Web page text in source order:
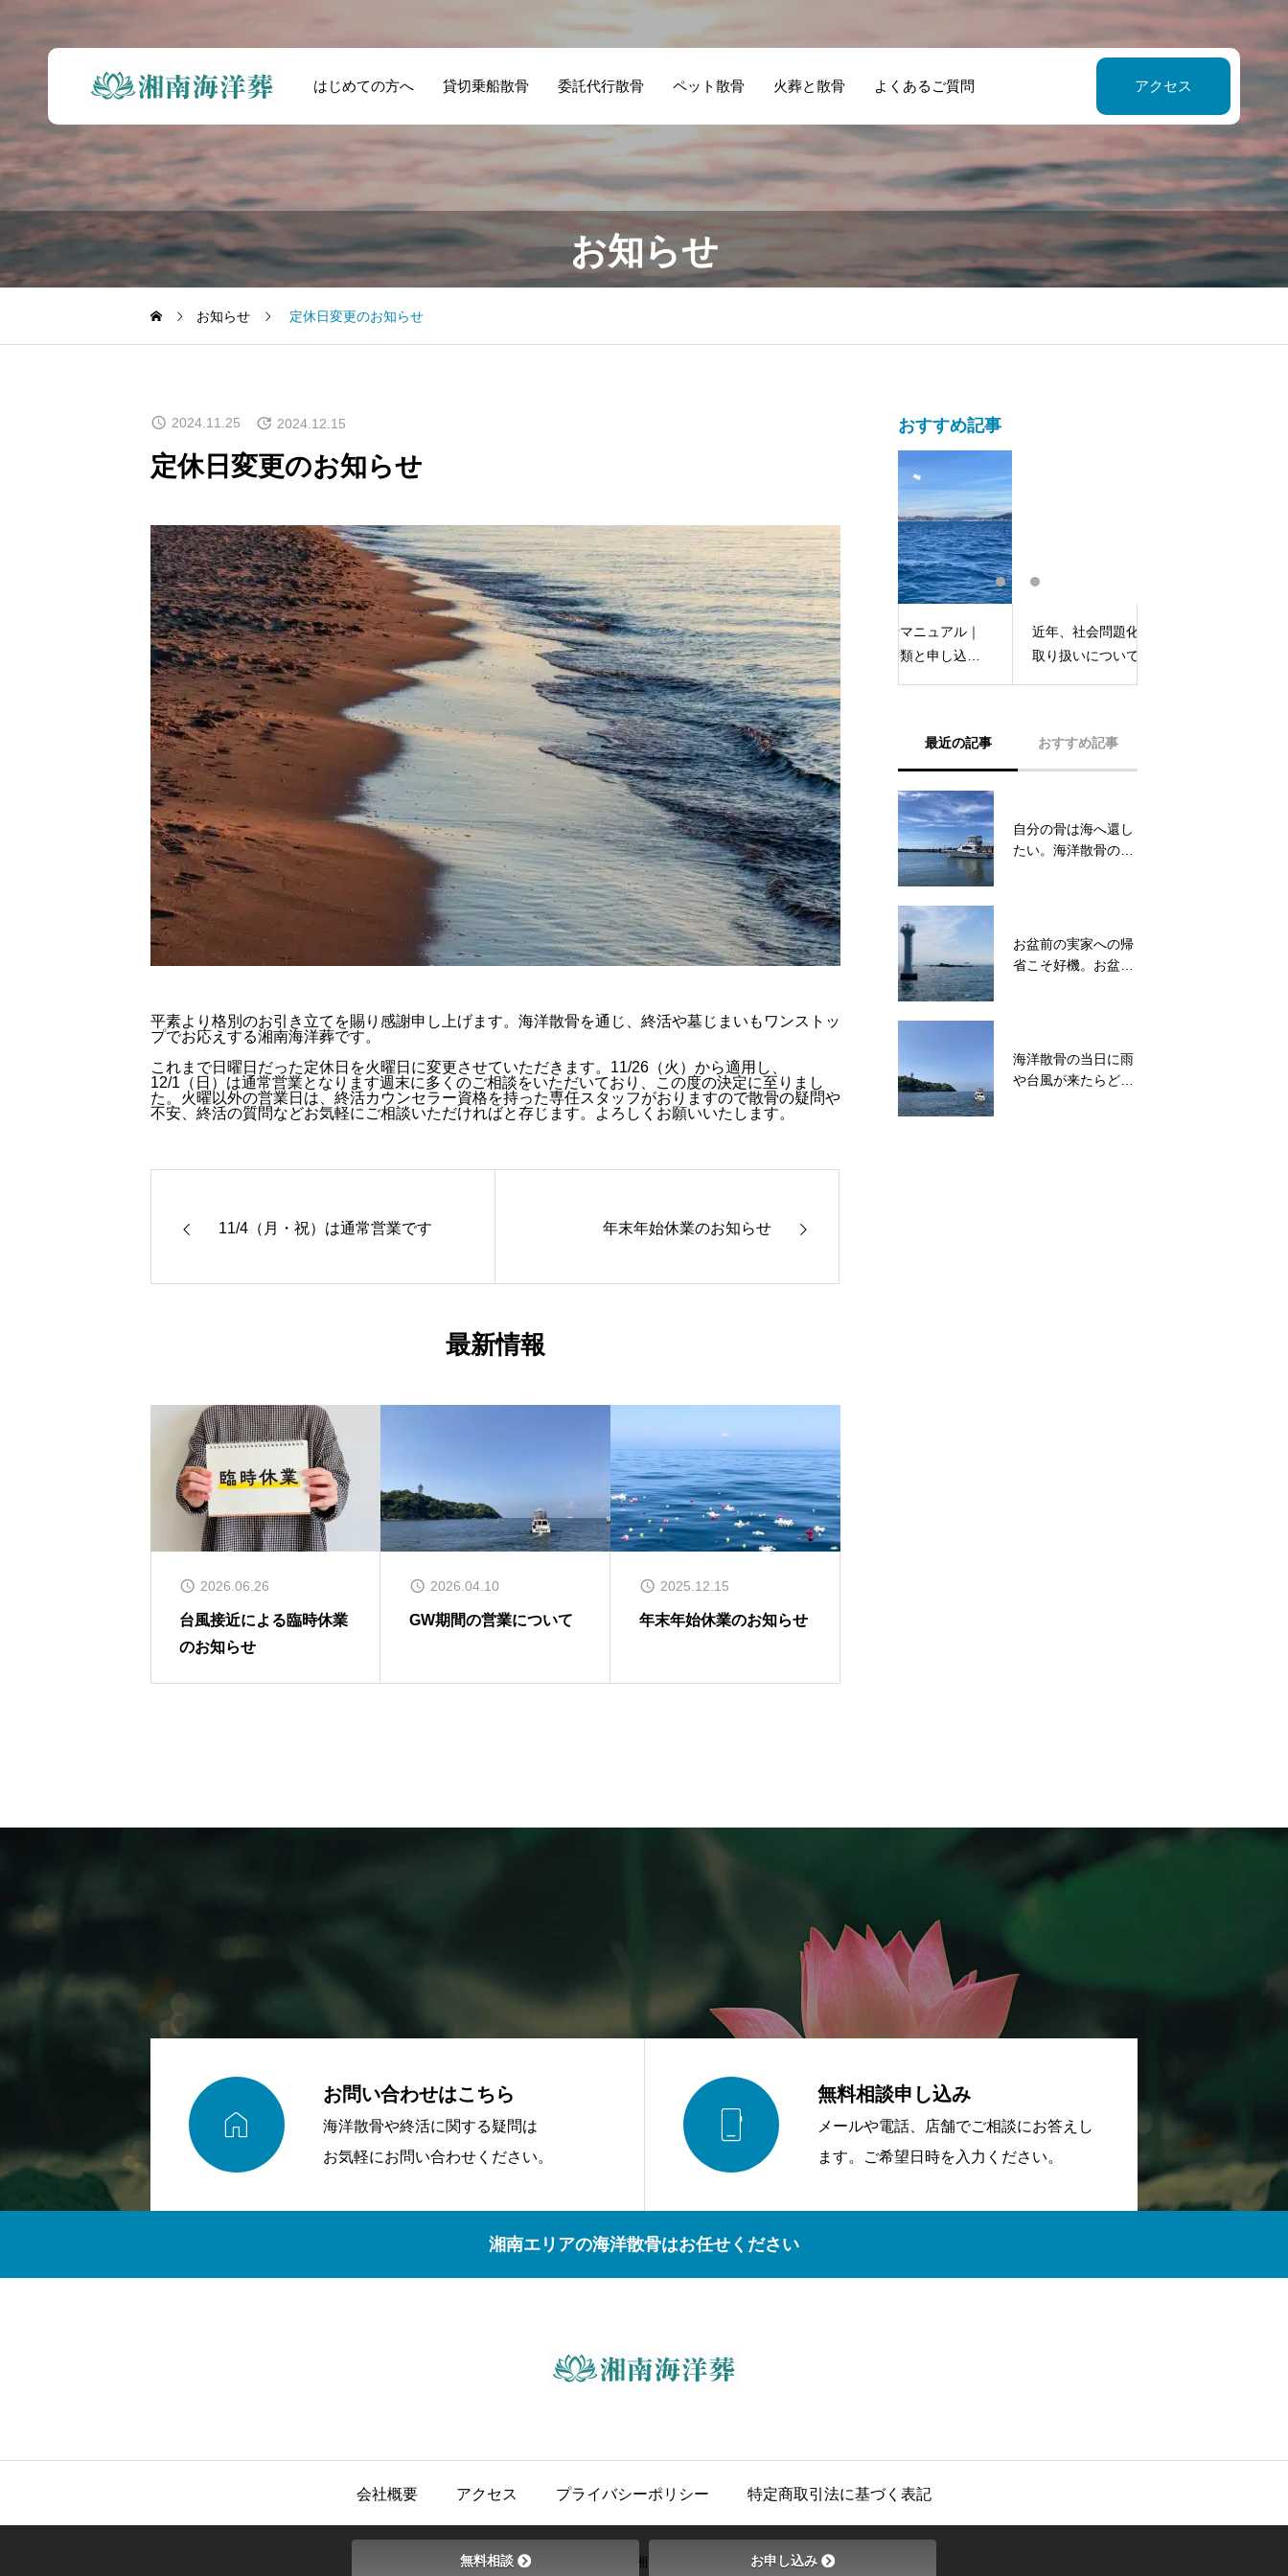
ペット散骨 アクセス
お知らせ
お知らせ 定休日変更のお知らせ
2024.11.25 2024.12.15
定休日変更のお知らせ
平素より格別のお引き立てを賜り感謝申し上げます。海洋散骨を通じ、終活や墓じまいもワンストッ
プでお応えする湘南海洋葬です。
これまで日曜日だった定休日を火曜日に変更させていただきます。11/26（火）から適用し、
12/1（日）は通常営業となります週末に多くのご相談をいただいており、この度の決定に至りまし
た。火曜以外の営業日は、終活カウンセラー資格を持った専任スタッフがおりますので散骨の疑問や
不安、終活の質問などお気軽にご相談いただければと存じます。よろしくお願いいたします。
11/4（月・祝）は通常営業です 年末年始休業のお知らせ
最新情報
2026.06.26
台風接近による臨時休業
のお知らせ
2026.04.10
GW期間の営業について
2025.12.15
年末年始休業のお知らせ
おすすめ記事
初めての海洋散骨マニュアル｜
必要な手続き・書類と申し込み
から当日までの流れ
近年、社会問題化するご遺骨の
取り扱いについて：湘南海洋葬
最近の記事 おすすめ記事
自分の骨は海へ還し
たい。海洋散骨の
お盆前の実家への帰
省こそ好機。お盆の
出すご提案
海洋散骨の当日に雨
や台風が来たらどう
海洋散骨付き永代供
養墓「瑜伽〜ゆ
お盆前の実家への帰
省こそ好機。お盆の
出すご提案
お墓の歴史と海洋散
骨：湘南海洋葬

お問い合わせはこちら
海洋散骨や終活に関する疑問は
お気軽にお問い合わせください。

無料相談申し込み
メールや電話、店舗でご相談にお答えし
ます。ご希望日時を入力ください。
湘南エリアの海洋散骨はお任せください
会社概要 アクセス プライバシーポリシー 特定商取引法に基づく表記
© 2023 湘南海洋葬
無料相談 お申し込み